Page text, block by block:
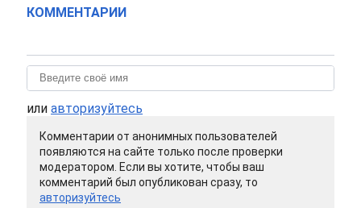
КОММЕНТАРИИ
или авторизуйтесь
Комментарии от анонимных пользователей
появляются на сайте только после проверки
модератором. Если вы хотите, чтобы ваш
комментарий был опубликован сразу, то
авторизуйтесь